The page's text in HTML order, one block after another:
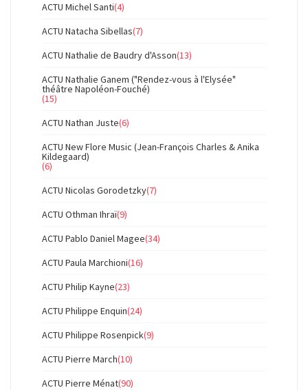
ACTU Michel Santi(4)
ACTU Natacha Sibellas(7)
ACTU Nathalie de Baudry d'Asson(13)
ACTU Nathalie Ganem ("Rendez-vous à l'Elysée"
théâtre Napoléon-Fouché)
(15)
ACTU Nathan Juste(6)
ACTU New Flore Music (Jean-François Charles & Anika
Kildegaard)
(6)
ACTU Nicolas Gorodetzky(7)
ACTU Othman Ihraï(9)
ACTU Pablo Daniel Magee(34)
ACTU Paula Marchioni(16)
ACTU Philip Kayne(23)
ACTU Philippe Enquin(24)
ACTU Philippe Rosenpick(9)
ACTU Pierre March(10)
ACTU Pierre Ménat(90)